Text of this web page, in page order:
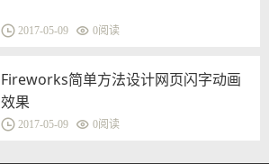
2017-05-09 0阅读
Fireworks简单方法设计网页闪字动画
效果
2017-05-09 0阅读